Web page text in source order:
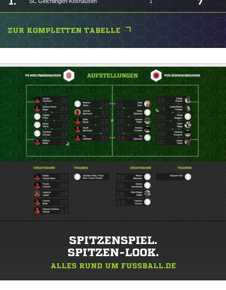
ZUR KOMPLETTEN TABELLE
SPITZENSPIEL.
SPITZEN-LOOK.
ALLES RUND UM FUSSBALL.DE